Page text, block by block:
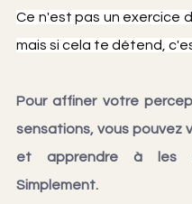
Ce n'est pas un exercice
mais si cela te détend,
Pour affiner votre
sensations, vous pouvez
et apprendre à les
Simplement.